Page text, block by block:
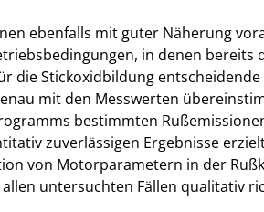
ebenfalls mit guter Näherung
in denen bereits
die Stickoxidbildung entscheidende
mit den Messwerten
bestimmten
zuverlässigen Ergebnisse
von Motorparametern in der
untersuchten Fällen qualitativ